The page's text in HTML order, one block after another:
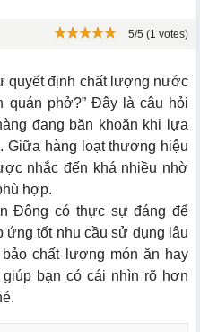
5/5 (1 votes)
quyết định chất lượng nước
quán phở?” Đây là câu hỏi
đang băn khoăn khi lựa
Giữa hàng loạt thương hiệu
nhắc đến khá nhiều nhờ
hợp.
Đông có thực sự đáng để
ứng tốt nhu cầu sử dụng lâu
chất lượng món ăn hay
bạn có cái nhìn rõ hơn